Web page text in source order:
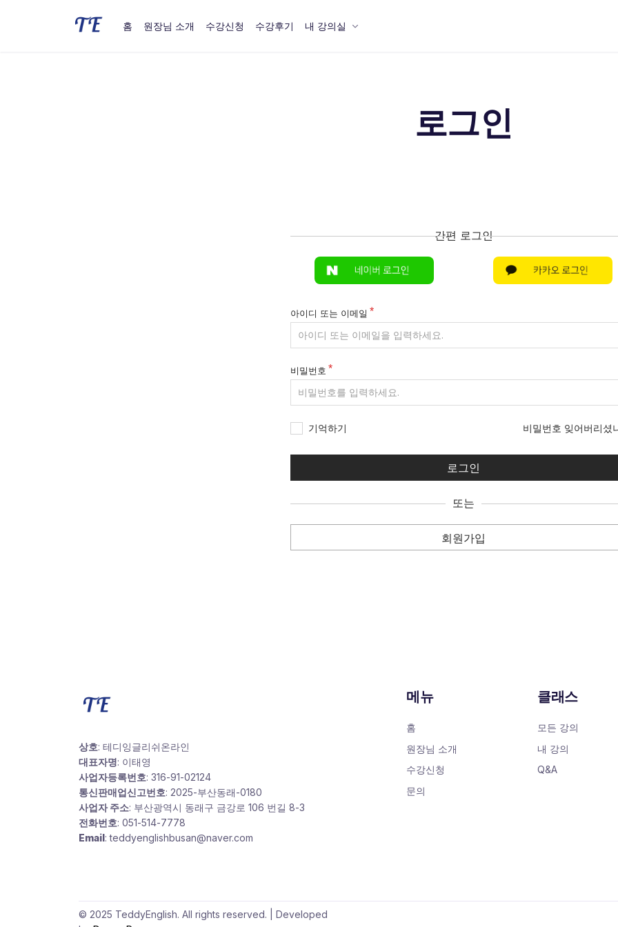
홈 원장님 소개 수강신청 수강후기 내 강의실
로그인
간편 로그인
아이디 또는 이메일
비밀번호
기억하기 비밀번호 잊어버리셨
또는
회원가입
상호: 테디잉글리쉬온라인
대표자명: 이태영
사업자등록번호: 316-91-02124
통신판매업신고번호: 2025-부산동래-0180
사업자 주소: 부산광역시 동래구 금강로 106 번길 8-3
전화번호: 051-514-7778
Email: teddyenglishbusan@naver.com
메뉴
홈
원장님 소개
수강신청
문의
클래스
모든 강의
내 강의
Q&A
© 2025 TeddyEnglish. All rights reserved. | Developed